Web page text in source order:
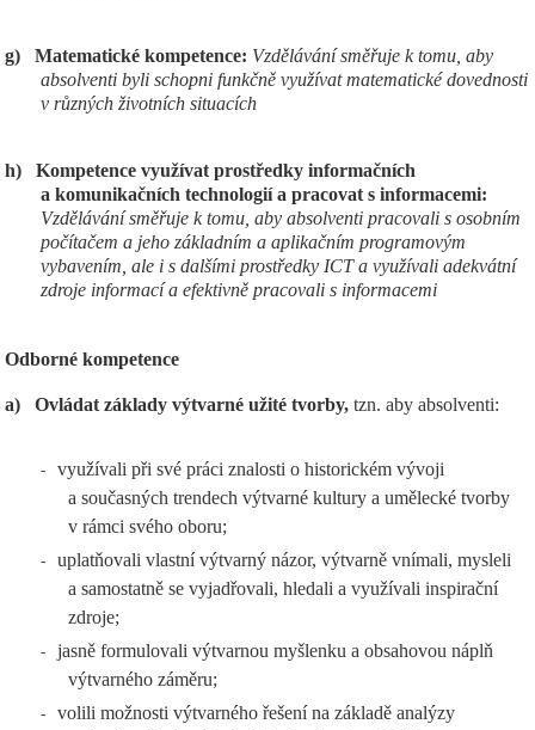
g) Matematické kompetence: Vzdělávání směřuje k tomu, aby
absolventi byli schopni funkčně využívat matematické dovednosti
v různých životních situacích
h)
Kompetence využívat prostředky informačních
a komunikačních technologií a pracovat s informacemi:
Vzdělávání směřuje k tomu, aby absolventi pracovali s osobním
počítačem a jeho základním a aplikačním programovým
vybavením, ale i s dalšími prostředky ICT a využívali adekvátní
zdroje informací a efektivně pracovali s informacemi
Odborné kompetence
a) Ovládat základy výtvarné užité tvorby, tzn. aby absolventi:
-
využívali při své práci znalosti o historickém vývoji
a současných trendech výtvarné kultury a umělecké tvorby
v rámci svého oboru;
-
uplatňovali vlastní výtvarný názor, výtvarně vnímali, mysleli
a samostatně se vyjadřovali, hledali a využívali inspirační
zdroje;
-
jasně formulovali výtvarnou myšlenku a obsahovou náplň
výtvarného záměru;
-
volili možnosti výtvarného řešení na základě analýzy